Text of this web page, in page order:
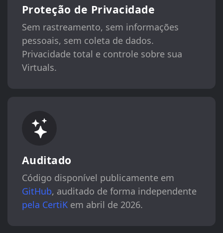
Proteção de Privacidade
Sem rastreamento, sem informações
pessoais, sem coleta de dados.
Privacidade total e controle sobre sua
Virtuals.
Auditado
Código disponível publicamente em
GitHub, auditado de forma independente
pela CertiKem abril de 2026.